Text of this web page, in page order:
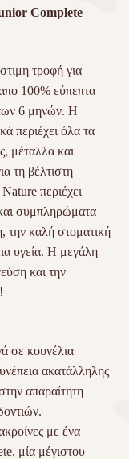
Complete
τροφή για
100% εύπεπτα
των 6 μηνών. Η
περιέχει όλα τα
μέταλλα και
τη βέλτιστη
περιέχει
και συμπληρώματα
την καλή στοματική
υγεία. Η μεγάλη
και την
σε κουνέλια
ακατάλληλης
απαραίτητη
με ένα
μία μέγιστου